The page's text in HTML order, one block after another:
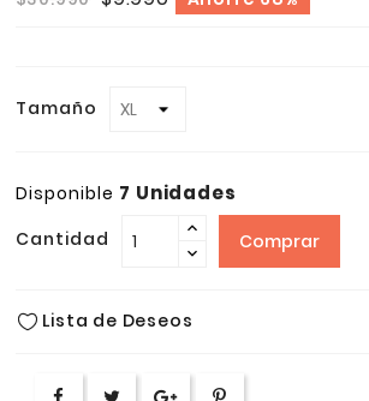
Tamaño
Disponible 7 Unidades
Cantidad Comprar
Lista de Deseos